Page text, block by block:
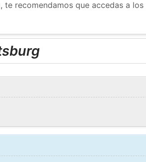
recomendamos que accedas a los